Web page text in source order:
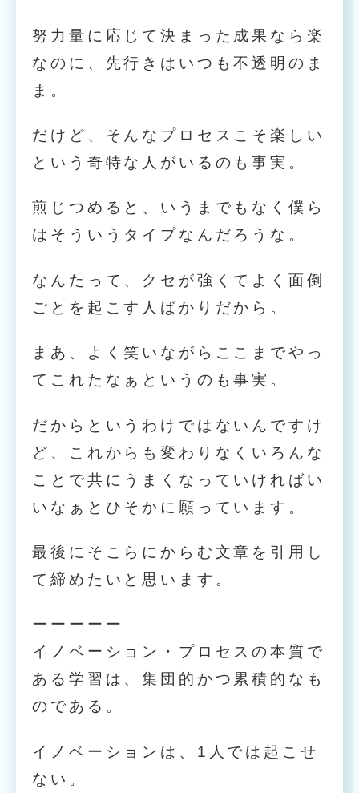
努力量に応じて決まった成果なら楽
なのに、先行きはいつも不透明のま
ま。
だけど、そんなプロセスこそ楽しい
という奇特な人がいるのも事実。
煎じつめると、いうまでもなく僕ら
はそういうタイプなんだろうな。
なんたって、クセが強くてよく面倒
ごとを起こす人ばかりだから。
まあ、よく笑いながらここまでやっ
てこれたなぁというのも事実。
だからというわけではないんですけ
ど、これからも変わりなくいろんな
ことで共にうまくなっていければい
いなぁとひそかに願っています。
最後にそこらにからむ文章を引用し
て締めたいと思います。
ーーーーー
イノベーション・プロセスの本質で
ある学習は、集団的かつ累積的なも
のである。
イノベーションは、1人では起こせ
ない。